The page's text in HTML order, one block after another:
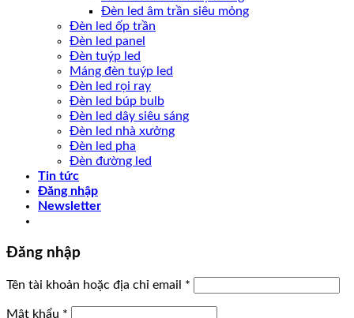
Đèn led âm trần siêu mỏng
Đèn led ốp trần
Đèn led panel
Đèn tuýp led
Máng đèn tuýp led
Đèn led rọi ray
Đèn led búp bulb
Đèn led dây siêu sáng
Đèn led nhà xưởng
Đèn led pha
Đèn đường led
Tin tức
Đăng nhập
Newsletter
Đăng nhập
Tên tài khoản hoặc địa chỉ email *
Mật khẩu *